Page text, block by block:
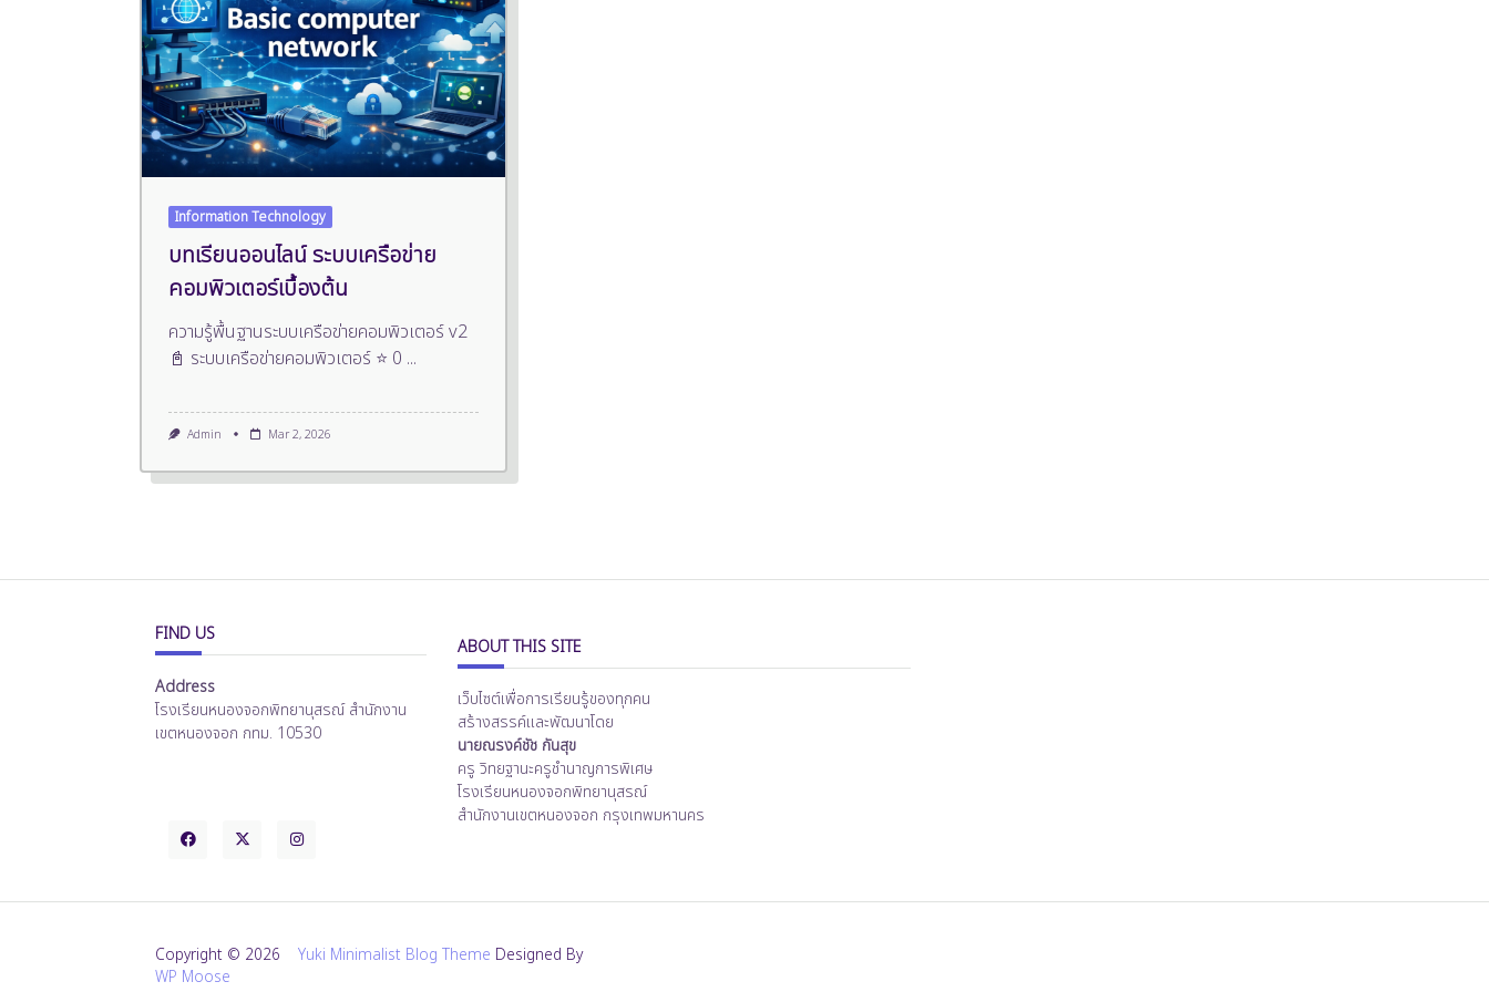
Information Technology
บทเรียนออนไลน์ ระบบเครือข่าย
คอมพิวเตอร์เบื้องต้น
ความรู้พื้นฐานระบบเครือข่ายคอมพิวเตอร์ v2
📓 ระบบเครือข่ายคอมพิวเตอร์ ⭐ 0 ...
Admin Mar 2, 2026
FIND US
Address
โรงเรียนหนองจอกพิทยานุสรณ์ สำนักงาน
เขตหนองจอก กทม. 10530
ABOUT THIS SITE
เว็บไซต์เพื่อการเรียนรู้ของทุกคน
สร้างสรรค์และพัฒนาโดย
นายณรงค์ชัช กันสุข
ครู วิทยฐานะครูชำนาญการพิเศษ
โรงเรียนหนองจอกพิทยานุสรณ์
สำนักงานเขตหนองจอก กรุงเทพมหานคร
Copyright © 2026 Yuki Minimalist Blog Theme Designed By
WP Moose